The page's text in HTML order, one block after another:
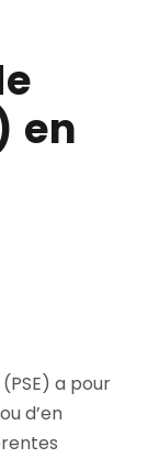
en
a pour
d’en